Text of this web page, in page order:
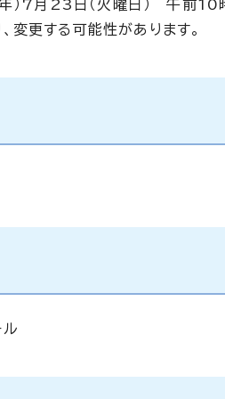
7月23日（火曜日） 午前10時
更する可能性があります。